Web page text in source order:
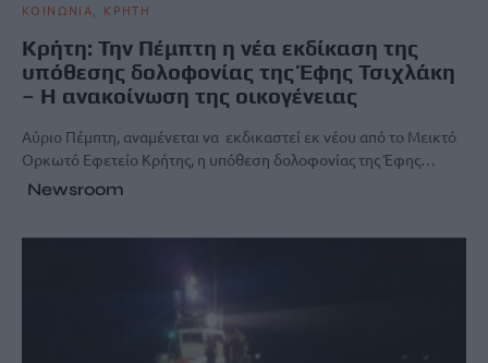
ΚΟΙΝΩΝΙΑ ΚΡΗΤΗ
Κρήτη: Την Πέμπτη η νέα εκδίκαση της
υπόθεσης δολοφονίας της Έφης Τσιχλάκη
– Η ανακοίνωση της οικογένειας
Αύριο Πέμπτη, αναμένεται να εκδικαστεί εκ νέου από το Μεικτό
Ορκωτό Εφετείο Κρήτης, η υπόθεση δολοφονίας της Έφης…
Newsroom